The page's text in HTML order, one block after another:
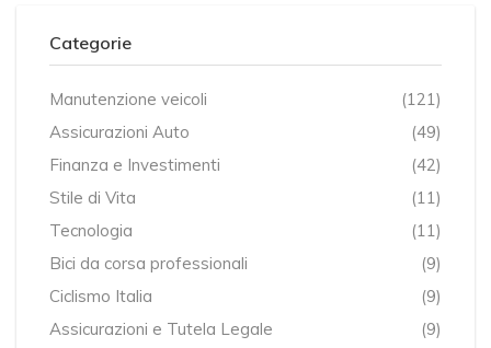
Categorie
Manutenzione veicoli
(121)
Assicurazioni Auto
(49)
Finanza e Investimenti
(42)
Stile di Vita
(11)
Tecnologia
(11)
Bici da corsa professionali
(9)
Ciclismo Italia
(9)
Assicurazioni e Tutela Legale
(9)